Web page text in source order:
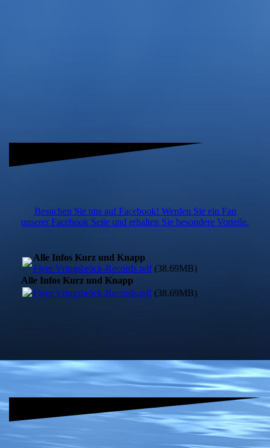
Besuchen Sie uns auf Facebook! Werden Sie ein Fan
unserer Facebook Seite und erhalten Sie besondere Vorteile.
Alle Infos Kurz und Knapp
Flyer Vringsbröck-Records.pdf(38.69MB)
Alle Infos Kurz und Knapp
Flyer Vringsbröck-Records.pdf(38.69MB)